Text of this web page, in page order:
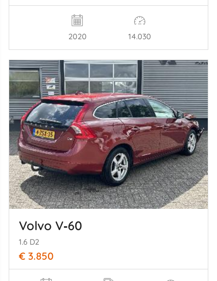
2020 14.030
Volvo V‑60
1.6 D2
€ 3.850